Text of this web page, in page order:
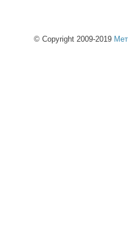
© Copyright 2009-2019